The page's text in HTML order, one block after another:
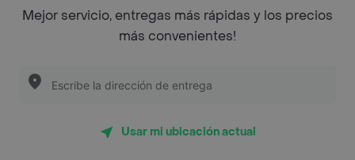
App Store Google play
Mejor servicio, entregas más rápidas y los precios
más convenientes!
Usar mi ubicación actual